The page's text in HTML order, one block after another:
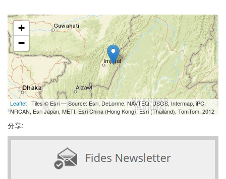
+
−
Leaflet | Tiles © Esri — Source: Esri, DeLorme, NAVTEQ, USGS, Intermap, iPC,
NRCAN, Esri Japan, METI, Esri China (Hong Kong), Esri (Thailand), TomTom, 2012
分享: